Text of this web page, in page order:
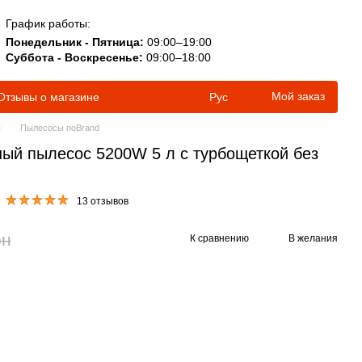
График работы:
Понедельник - Пятница: 09:00–19:00
Суббота - Воскресенье: 09:00–18:00
о магазине Рус Мой заказ
Пылесосы noBrand
пылесос 5200W 5 л с турбощеткой без
13 отзывов
К сравнению В желания